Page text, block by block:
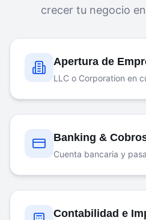
crecer tu negocio
Apertura de
LLC o Corporation en
Banking &
Cuenta bancaria y
Contabilidad e